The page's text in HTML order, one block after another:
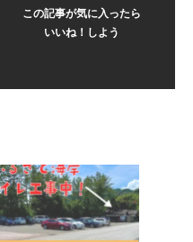
この記事が気に入ったら
いいね！しよう